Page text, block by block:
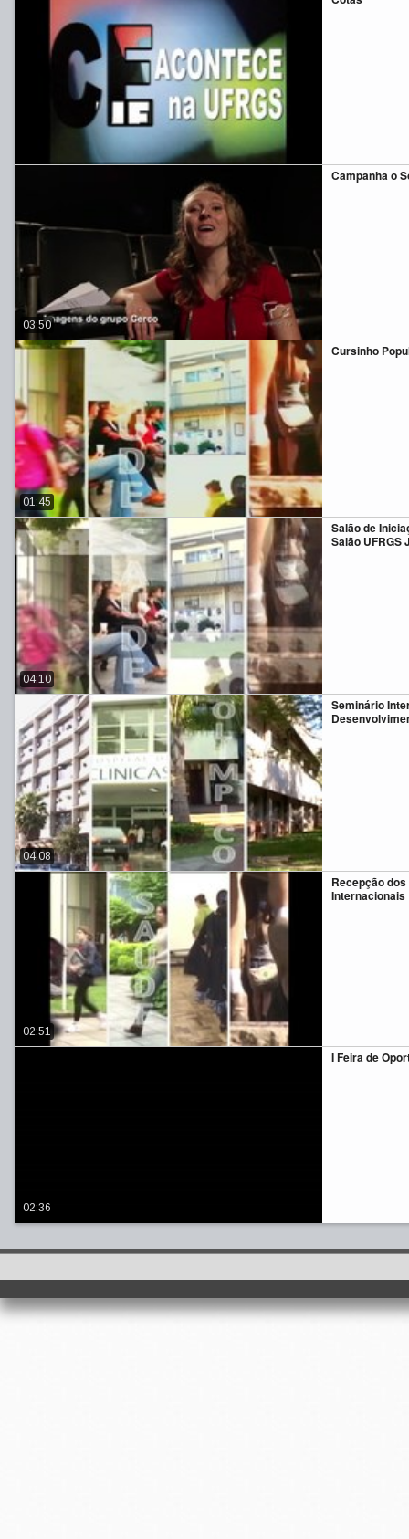
Campanha o
03:50
Cursinho
01:45
Salão de
Salão UFRGS
04:10
Seminário
04:08
Recepção
Internacionais
02:51
I Feira de
02:36